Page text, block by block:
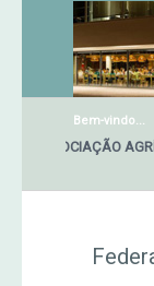
Bem-vindo...
DA ASSOCIAÇÃO